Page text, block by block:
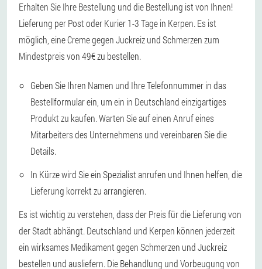
Erhalten Sie Ihre Bestellung und die Bestellung ist von Ihnen!
Lieferung per Post oder Kurier 1-3 Tage in Kerpen. Es ist
möglich, eine Creme gegen Juckreiz und Schmerzen zum
Mindestpreis von 49€ zu bestellen.
Geben Sie Ihren Namen und Ihre Telefonnummer in das
Bestellformular ein, um ein in Deutschland einzigartiges
Produkt zu kaufen. Warten Sie auf einen Anruf eines
Mitarbeiters des Unternehmens und vereinbaren Sie die
Details.
In Kürze wird Sie ein Spezialist anrufen und Ihnen helfen, die
Lieferung korrekt zu arrangieren.
Es ist wichtig zu verstehen, dass der Preis für die Lieferung von
der Stadt abhängt. Deutschland und Kerpen können jederzeit
ein wirksames Medikament gegen Schmerzen und Juckreiz
bestellen und ausliefern. Die Behandlung und Vorbeugung von